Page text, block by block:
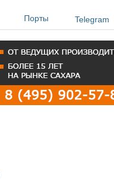
Порты Telegram